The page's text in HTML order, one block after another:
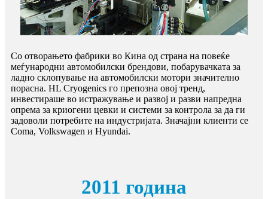
Со отворањето фабрики во Кина од страна на повеќе
меѓународни автомобилски брендови, побарувачката за
ладно склопување на автомобилски мотори значително
порасна. HL Cryogenics го препозна овој тренд,
инвестираше во истражување и развој и разви напредна
опрема за криогени цевки и системи за контрола за да ги
задоволи потребите на индустријата. Значајни клиенти се
Coma, Volkswagen и Hyundai.
2011 година